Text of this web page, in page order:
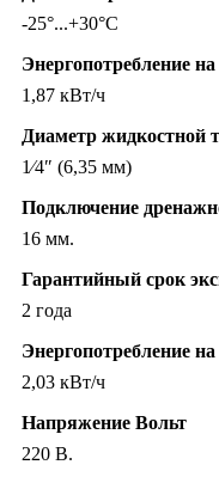
-25°...+30°С
Энергопотребление
1,87 кВт/ч
Диаметр жидкостной
1⁄4″ (6,35 мм)
Подключение
16 мм.
Гарантийный срок
2 года
Энергопотребление на
2,03 кВт/ч
Напряжение Вольт
220 В.